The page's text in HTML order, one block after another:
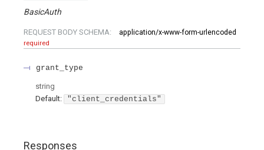
BasicAuth
REQUEST BODY SCHEMA:
application/x-www-form-urlencoded
required
grant_type
string
Default:
"client_credentials"
Responses